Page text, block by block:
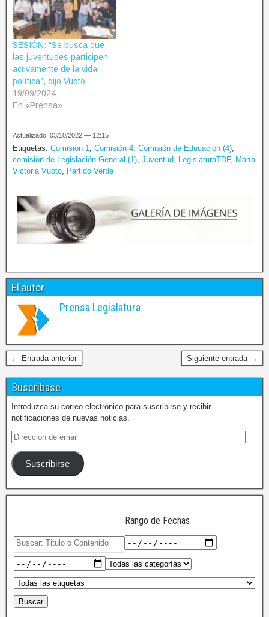
SESIÓN: “Se busca que
las juventudes participen
activamente de la vida
política”, dijo Vuoto
19/09/2024
En «Prensa»
Actualizado: 03/10/2022 — 12:15
Etiquetas: Comision 1 Comisión 4 Comisión de Educación (4)
comisión de Legislación General (1) Juventud LegislaturaTDF, María
Victoria Vuoto Partido Verde
El autor
Prensa Legislatura
← Entrada anterior Siguiente entrada →
Suscríbase
Introduzca su correo electrónico para suscribirse y recibir
notificaciones de nuevas noticias.
Suscribirse
Rango de Fechas